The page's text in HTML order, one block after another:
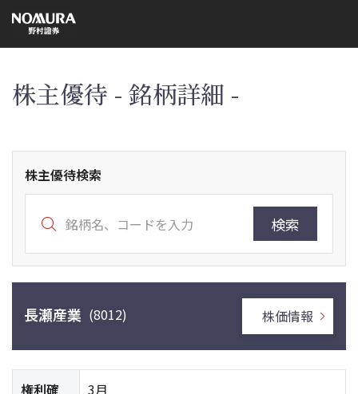
の
ー
株主優待 - 銘柄詳細 -
株主優待検索
検索
長瀬産業 (8012) 株価情報
権利確
3月